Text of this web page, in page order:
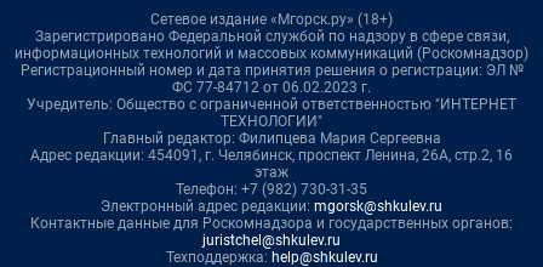
Сетевое издание «Мгорск.ру» (18+)
Зарегистрировано Федеральной службой по надзору в сфере связи,
информационных технологий и массовых коммуникаций (Роскомнадзор)
Регистрационный номер и дата принятия решения о регистрации: ЭЛ №
ФС 77-84712 от 06.02.2023 г.
Учредитель: Общество с ограниченной ответственностью "ИНТЕРНЕТ
ТЕХНОЛОГИИ"
Главный редактор: Филипцева Мария Сергеевна
Адрес редакции: 454091, г. Челябинск, проспект Ленина, 26А, стр.2, 16
этаж
Телефон: +7 (982) 730-31-35
Электронный адрес редакции: mgorsk@shkulev.ru
Контактные данные для Роскомнадзора и государственных органов:
juristchel@shkulev.ru
Техподдержка: help@shkulev.ru